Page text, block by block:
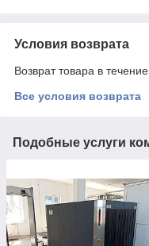
Условия возврата
Возврат товара в
Все условия возврата
Подобные услуги